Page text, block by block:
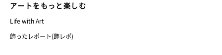
アートをもっと楽しむ
Life with Art
飾ったレポート(飾レポ)